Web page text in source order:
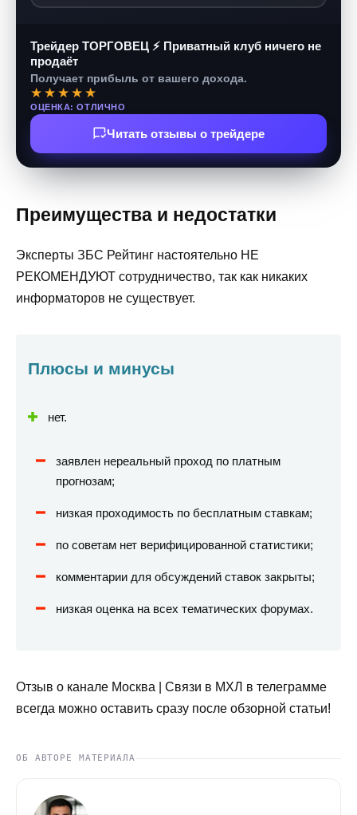
Трейдер ТОРГОВЕЦ ⚡ Приватный клуб ничего не
продаёт
Получает прибыль от вашего дохода.
★★★★★
ОЦЕНКА: ОТЛИЧНО
Читать отзывы о трейдере
Преимущества и недостатки
Эксперты ЗБС Рейтинг настоятельно НЕ
РЕКОМЕНДУЮТ сотрудничество, так как никаких
информаторов не существует.
Плюсы и минусы
нет.
заявлен нереальный проход по платным
прогнозам;
низкая проходимость по бесплатным ставкам;
по советам нет верифицированной статистики;
комментарии для обсуждений ставок закрыты;
низкая оценка на всех тематических форумах.
Отзыв о канале Москва | Связи в МХЛ в телеграмме
всегда можно оставить сразу после обзорной статьи!
ОБ АВТОРЕ МАТЕРИАЛА